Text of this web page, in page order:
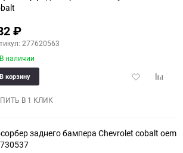
₽
277620563
В наличии
Добавить
В корзину
В 1 КЛИК
заднего бампера Chevrolet cobalt oem